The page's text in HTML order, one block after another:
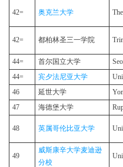
42= 奥克兰大学
42= 都柏林圣三一学院
44=
首尔国立大学
44=
宾夕法尼亚大学
46
延世大学
47
海德堡大学
48 英属哥伦比亚大学
49
威斯康辛大学麦迪逊
分校